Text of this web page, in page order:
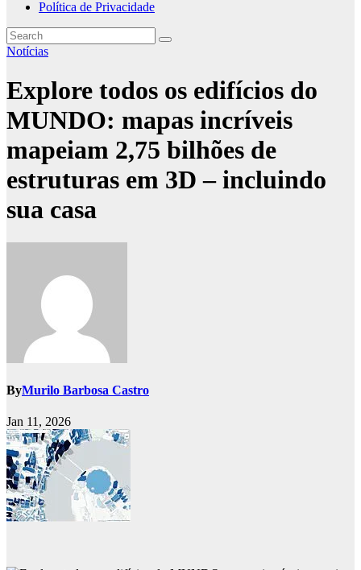
Política de Privacidade
Notícias
Explore todos os edifícios do
MUNDO: mapas incríveis
mapeiam 2,75 bilhões de
estruturas em 3D – incluindo
sua casa
ByMurilo Barbosa Castro
Jan 11, 2026